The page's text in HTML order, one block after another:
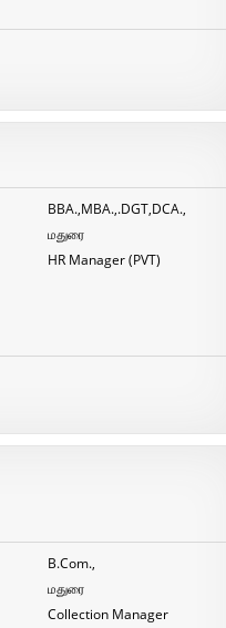
BBA.,MBA.,.DGT,DCA.,
மதுரை
HR Manager (PVT)
B.Com.,
மதுரை
Collection Manager